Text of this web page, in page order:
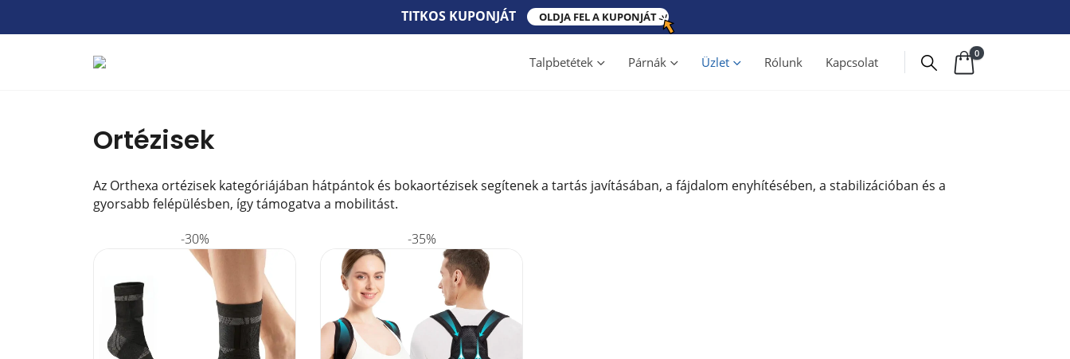
TITKOS​ KUPONJÁT​ OLDJA FEL A KUPONJÁT
Talpbetétek Párnák Üzlet Rólunk Kapcsolat
0
Ortézisek
Az Orthexa ortézisek kategóriájában hátpántok és bokaortézisek segítenek a tartás javításában, a fájdalom enyhítésében, a stabilizációban és a
gyorsabb felépülésben, így támogatva a mobilitást.
-30%
-35%